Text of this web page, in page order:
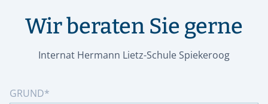
Wir beraten Sie gerne
Internat Hermann Lietz-Schule Spiekeroog
GRUND